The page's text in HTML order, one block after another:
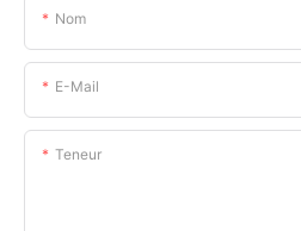
Nom
E-Mail
Teneur